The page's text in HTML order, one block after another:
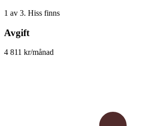
1 av 3. Hiss finns
Avgift
4 811 kr/månad